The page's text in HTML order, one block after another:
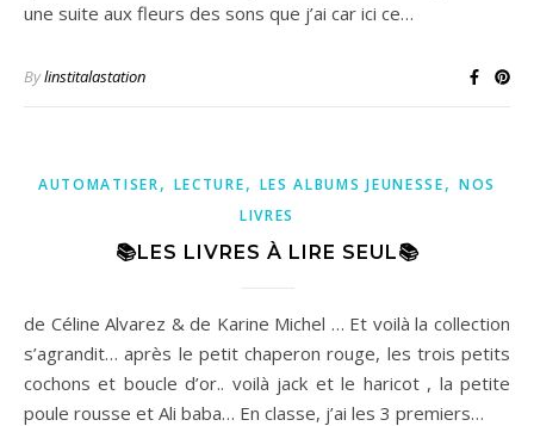
une suite aux fleurs des sons que j’ai car ici ce…
Bylinstitalastation
AUTOMATISER, LECTURE, LES ALBUMS JEUNESSE, NOS
LIVRES
📚LES LIVRES À LIRE SEUL📚
de Céline Alvarez & de Karine Michel … Et voilà la collection
s’agrandit… après le petit chaperon rouge, les trois petits
cochons et boucle d’or.. voilà jack et le haricot , la petite
poule rousse et Ali baba… En classe, j’ai les 3 premiers…